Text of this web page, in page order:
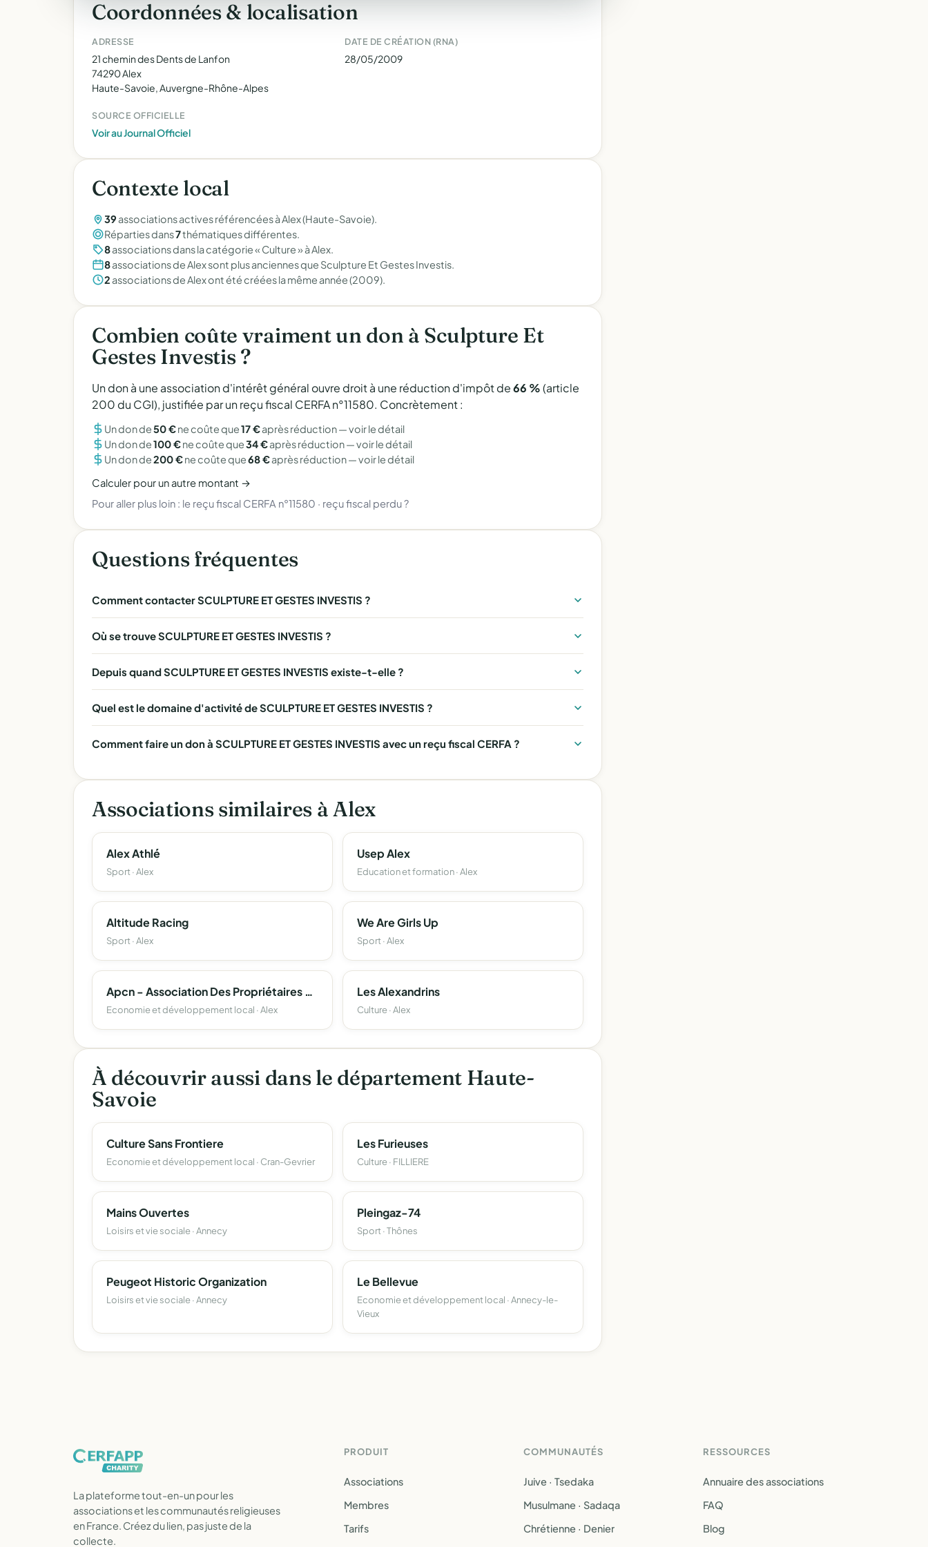
Coordonnées & localisation
ADRESSE
21 chemin des Dents de Lanfon
74290 Alex
Haute-Savoie, Auvergne-Rhône-Alpes
DATE DE CRÉATION (RNA)
28/05/2009
SOURCE OFFICIELLE
Voir au Journal Officiel
Contexte local
39 associations actives référencées à Alex (Haute-Savoie).
Réparties dans7thématiques différentes.
8associations dans la catégorie « Culture » à Alex.
8associations de Alex sont plus anciennes que Sculpture Et Gestes Investis.
2 associations de Alex ont été créées la même année (2009).
Combien coûte vraiment un don à Sculpture Et
Gestes Investis ?
Un don à une association d'intérêt général ouvre droit à une réduction d'impôt de66 %(article
200 du CGI), justifiée par un reçu fiscal CERFA n°11580. Concrètement :
Un don de50 €ne coûte que17 €après réduction —voir le détail
Un don de100 €ne coûte que34 €après réduction —voir le détail
Un don de200 €ne coûte que68 €après réduction —voir le détail
Calculer pour un autre montant →
Pour aller plus loin : le reçu fiscal CERFA n°11580 · reçu fiscal perdu ?
Questions fréquentes
Comment contacter SCULPTURE ET GESTES INVESTIS ?
Où se trouve SCULPTURE ET GESTES INVESTIS ?
Depuis quand SCULPTURE ET GESTES INVESTIS existe-t-elle ?
Quel est le domaine d'activité de SCULPTURE ET GESTES INVESTIS ?
Comment faire un don à SCULPTURE ET GESTES INVESTIS avec un reçu fiscal CERFA ?
Associations similaires à Alex
Alex Athlé
Sport · Alex
Usep Alex
Education et formation · Alex
Altitude Racing
Sport · Alex
We Are Girls Up
Sport · Alex
Apcn - Association Des Propriétaires De Chalets De La Nublière
Economie et développement local · Alex
Les Alexandrins
Culture · Alex
À découvrir aussi dans le département Haute-
Savoie
Culture Sans Frontiere
Economie et développement local · Cran-Gevrier
Les Furieuses
Culture · FILLIERE
Mains Ouvertes
Loisirs et vie sociale · Annecy
Pleingaz-74
Sport · Thônes
Peugeot Historic Organization
Loisirs et vie sociale · Annecy
Le Bellevue
Economie et développement local · Annecy-le-
Vieux
La plateforme tout-en-un pour les
associations et les communautés religieuses
en France. Créez du lien, pas juste de la
collecte.
PRODUIT
Associations
Membres
Tarifs
COMMUNAUTÉS
Juive · Tsedaka
Musulmane · Sadaqa
Chrétienne · Denier
RESSOURCES
Annuaire des associations
FAQ
Blog